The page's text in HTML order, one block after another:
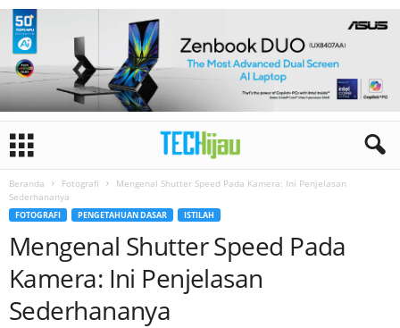
Beranda Fotografi
Mengenal Shutter Speed Pada Kamera: Ini Penjelasan
Sederhananya
FOTOGRAFI PENGETAHUAN DASAR ISTILAH
Mengenal Shutter Speed Pada
Kamera: Ini Penjelasan
Sederhananya